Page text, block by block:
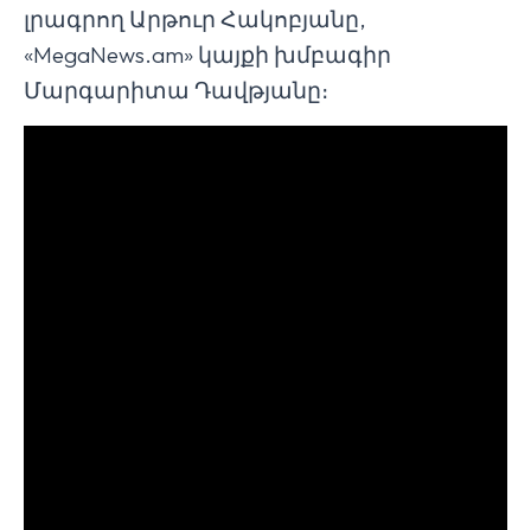
լրագրող Արթուր Հակոբյանը,
«MegaNews.am» կայքի խմբագիր
Մարգարիտա Դավթյանը։